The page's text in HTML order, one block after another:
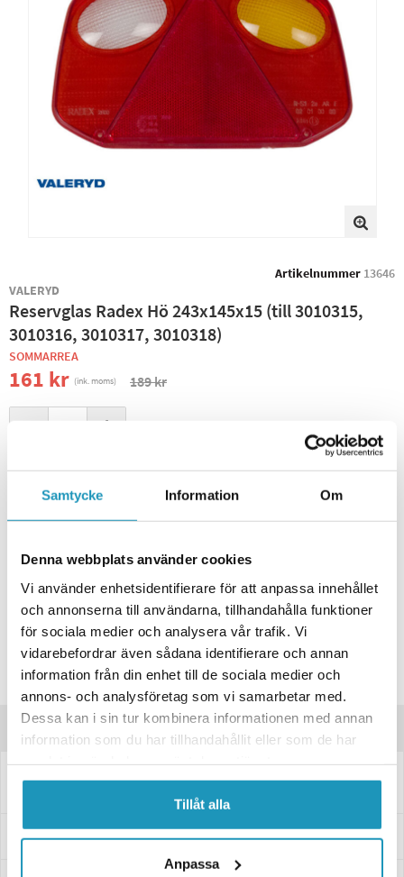
Samtycke Information Om
Denna webbplats använder cookies
Vi använder enhetsidentifierare för att anpassa innehållet
och annonserna till användarna, tillhandahålla funktioner
för sociala medier och analysera vår trafik. Vi
vidarebefordrar även sådana identifierare och annan
information från din enhet till de sociala medier och
annons- och analysföretag som vi samarbetar med.
Dessa kan i sin tur kombinera informationen med annan
information som du har tillhandahållit eller som de har
Tillåt alla
Anpassa
Artikelnummer 13646
VALERYD
Reservglas Radex Hö 243x145x15 (till 3010315,
3010316, 3010317, 3010318)
SOMMARREA
161 kr (ink. moms) 189 kr
+
+ LÄGG I KUNDVAGN
ONLINELAGER
BESTÄLLNINGSVARA
BUTIKSLAGER 0 I LAGER
Lägsta pris de senaste 30-dagarna: 161 kr
Spara produkt
Frågor om produkten?
Specifikationer